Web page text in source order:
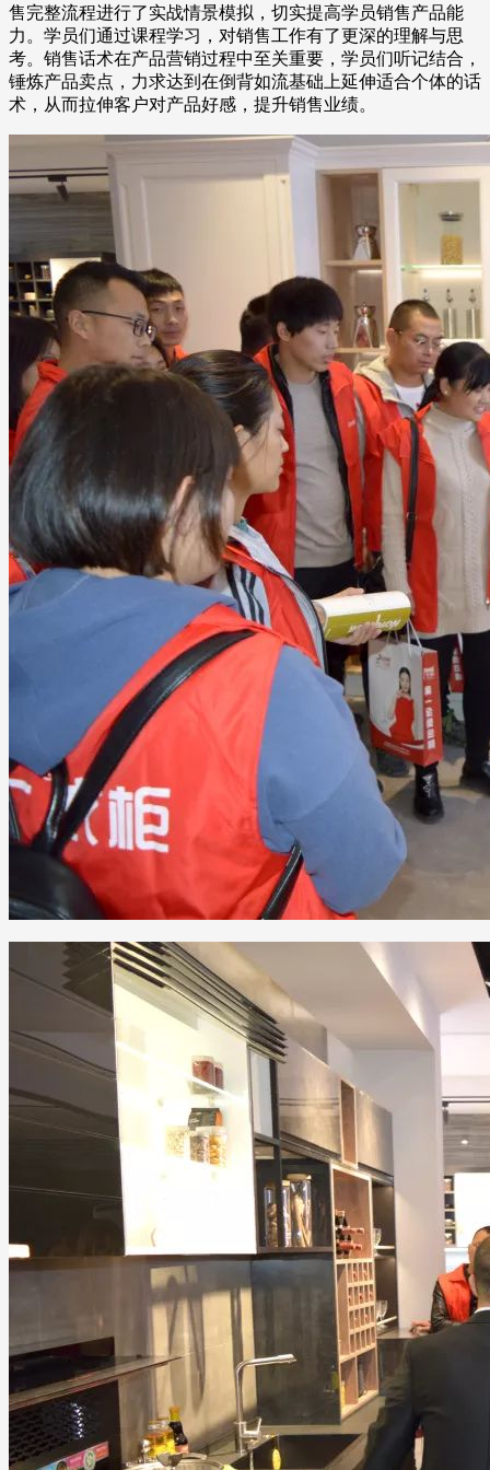
售完整流程进行了实战情景模拟，切实提高学员销售产品能
力。学员们通过课程学习，对销售工作有了更深的理解与思
考。销售话术在产品营销过程中至关重要，学员们听记结合，
锤炼产品卖点，力求达到在倒背如流基础上延伸适合个体的话
术，从而拉伸客户对产品好感，提升销售业绩。